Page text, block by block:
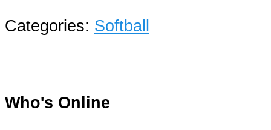
Categories: Softball
Who's Online